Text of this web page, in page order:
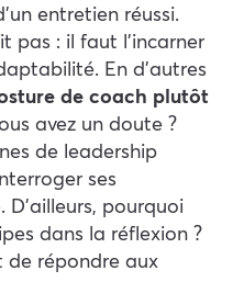
entretien réussi.
pas : il faut l’incarner
En d’autres
de coach plutôt
avez un doute ?
de leadership
ses
pourquoi
dans la réflexion ?
répondre aux